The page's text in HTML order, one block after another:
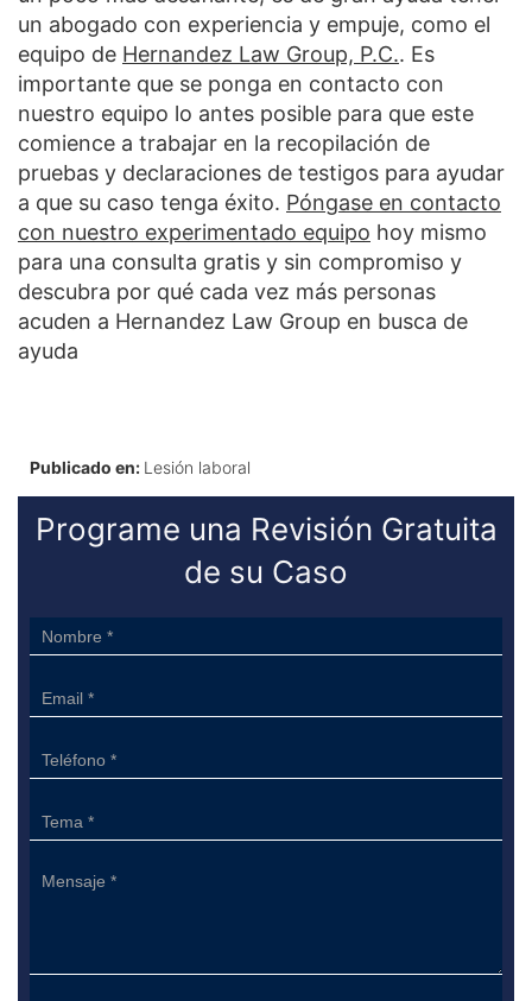
un abogado con experiencia y empuje, como el
equipo de Hernandez Law Group, P.C.. Es
importante que se ponga en contacto con
nuestro equipo lo antes posible para que este
comience a trabajar en la recopilación de
pruebas y declaraciones de testigos para ayudar
a que su caso tenga éxito. Póngase en contacto
con nuestro experimentado equipo hoy mismo
para una consulta gratis y sin compromiso y
descubra por qué cada vez más personas
acuden a Hernandez Law Group en busca de
ayuda
Publicado en: Lesión laboral
Programe una Revisión Gratuita
de su Caso
Sidebar
Form